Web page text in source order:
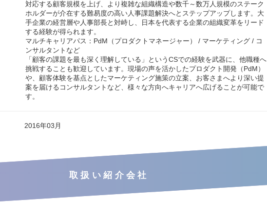
対応する顧客規模を上げ、より複雑な組織構造や数千～数万人規模のステーク
ホルダーが介在する難易度の高い人事課題解決へとステップアップします。大
手企業の経営層や人事部長と対峙し、日本を代表する企業の組織変革をリード
する経験が得られます。
マルチキャリアパス：PdM（プロダクトマネージャー） / マーケティング / コ
ンサルタントなど
「顧客の課題を最も深く理解している」というCSでの経験を武器に、他職種へ
挑戦することも歓迎しています。現場の声を活かしたプロダクト開発（PdM）
や、顧客体験を基点としたマーケティング施策の立案、お客さまへより深い提
案を届けるコンサルタントなど、様々な方向へキャリアへ広げることが可能で
す。
2016年03月
取扱い紹介会社